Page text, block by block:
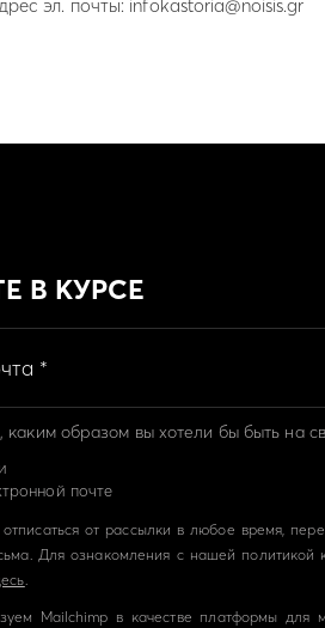
эл. почты: infokastoria@noisis.gr
В КУРСЕ
каким образом вы хотели бы быть на
почте
от рассылки в любое время,
Для ознакомления с нашей политикой
.
Mailchimp в качестве платформы для